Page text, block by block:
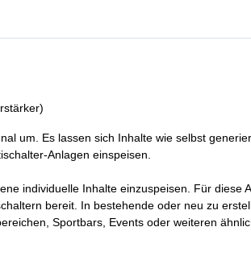
um. Es lassen sich Inhalte wie selbst
Anlagen einspeisen.
individuelle Inhalte einzuspeisen. Für diese
bereit. In bestehende oder neu zu
Sportbars, Events oder weiteren